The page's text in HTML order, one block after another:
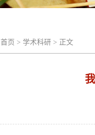
首页 > 学术科研 > 正文